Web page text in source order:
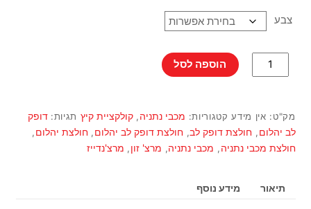
צבע
של
לב
יהלום
הוספה לסל
מק"ט: אין מידע קטגוריות: מכבי נתניה,קולקציית קיץ תגיות:דופק
לב יהלום, חולצת דופק לב, חולצת דופק לב יהלום, חולצת יהלום,
חולצת מכבי נתניה, מכבי נתניה, מרצ' זון, מרצ'נדייז
תיאור מידע נוסף